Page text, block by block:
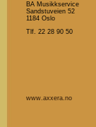
BA Musikkservice
Sandstuveien 52
1184 Oslo
Tlf. 22 28 90 50
www.axxera.no